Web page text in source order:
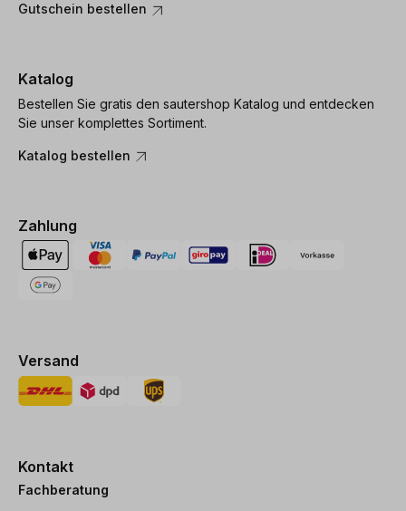
Gutschein bestellen
Katalog
Bestellen Sie gratis den sautershop Katalog und entdecken
Sie unser komplettes Sortiment.
Katalog bestellen
Zahlung
Versand
Kontakt
Fachberatung